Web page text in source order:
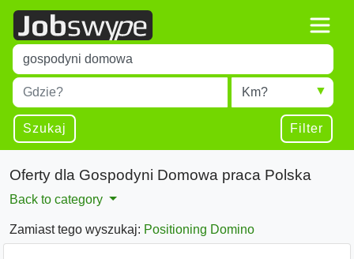
Title
Type 1 or more characters for results.
Miejscowość
Type 1 or more characters for results.
Radius
Szukaj Filter
Oferty dla Gospodyni Domowa praca Polska
Back to category
Zamiast tego wyszukaj: Positioning Domino